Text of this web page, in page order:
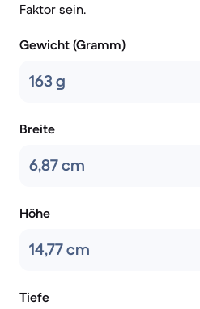
Faktor sein.
Gewicht (Gramm)
163 g
Breite
6,87 cm
Höhe
14,77 cm
Tiefe